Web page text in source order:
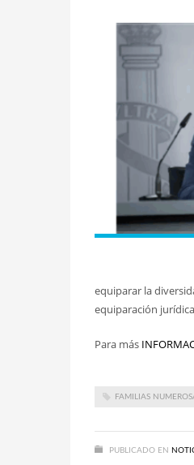
equiparar la
equiparación
Para más
FAMILIAS
PUBLICADO EN